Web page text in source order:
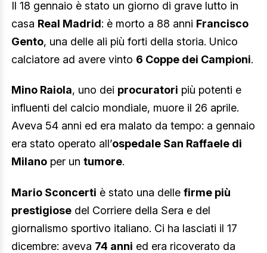
Il 18 gennaio è stato un giorno di grave lutto in
casa Real Madrid: è morto a 88 anni Francisco
Gento, una delle ali più forti della storia. Unico
calciatore ad avere vinto 6 Coppe dei Campioni.
Mino Raiola, uno dei procuratori più potenti e
influenti del calcio mondiale, muore il 26 aprile.
Aveva 54 anni ed era malato da tempo: a gennaio
era stato operato all’ospedale San Raffaele di
Milano per un tumore.
Mario Sconcerti è stato una delle firme più
prestigiose del Corriere della Sera e del
giornalismo sportivo italiano. Ci ha lasciati il 17
dicembre: aveva 74 anni ed era ricoverato da